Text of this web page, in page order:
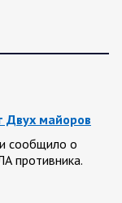
Двух майоров
сообщило о
противника.